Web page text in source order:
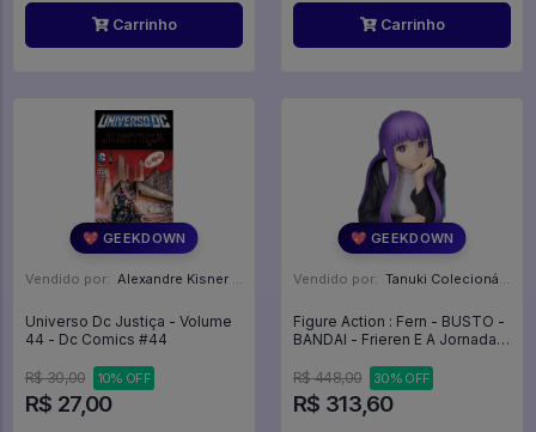
Carrinho Carrinho
💖 GEEKDOWN
Vendido por: Alexandre Kisner - PR
Universo Dc Justiça - Volume
44 - Dc Comics #44
R$ 30,00 10% OFF
R$ 27,00
💖 GEEKDOWN
Vendido por: Tanuki Colecionáveis - SP
Figure Action : Fern - BUSTO -
BANDAI - Frieren E A Jornada
R$ 448,00
30% OFF
R$ 313,60